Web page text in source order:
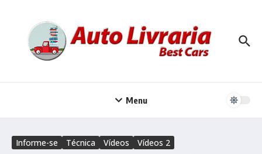
Menu
Informe-se Técnica Vídeos Vídeos 2